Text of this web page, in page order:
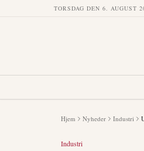
TORSDAG DEN 6. AUGUST
Hjem Nyheder Industri
Industri